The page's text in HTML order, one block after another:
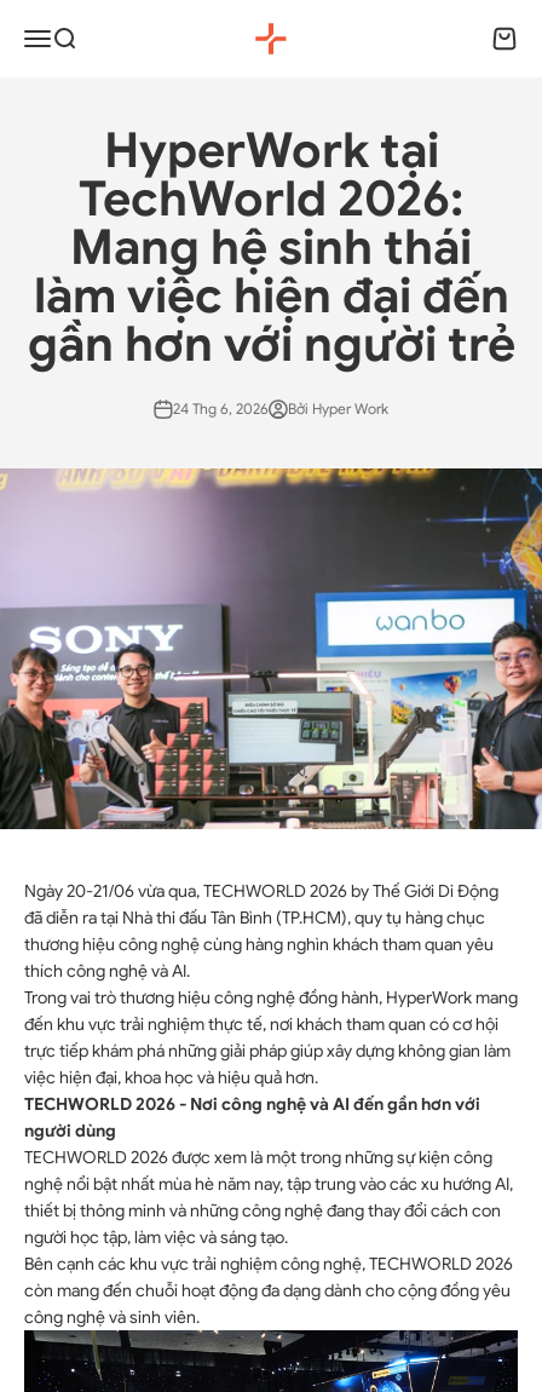
MenuTìm kiếm HyperWork Giỏ
HyperWork tại
TechWorld 2026:
Mang hệ sinh thái
làm việc hiện đại đến
gần hơn với người trẻ
24 Thg 6, 2026 Bởi Hyper Work
Ngày 20-21/06 vừa qua, TECHWORLD 2026 by Thế Giới Di Động
đã diễn ra tại Nhà thi đấu Tân Bình (TP.HCM), quy tụ hàng chục
thương hiệu công nghệ cùng hàng nghìn khách tham quan yêu
thích công nghệ và AI.
Trong vai trò thương hiệu công nghệ đồng hành, HyperWork mang
đến khu vực trải nghiệm thực tế, nơi khách tham quan có cơ hội
trực tiếp khám phá những giải pháp giúp xây dựng không gian làm
việc hiện đại, khoa học và hiệu quả hơn.
TECHWORLD 2026 - Nơi công nghệ và AI đến gần hơn với
người dùng
TECHWORLD 2026 được xem là một trong những sự kiện công
nghệ nổi bật nhất mùa hè năm nay, tập trung vào các xu hướng AI,
thiết bị thông minh và những công nghệ đang thay đổi cách con
người học tập, làm việc và sáng tạo.
Bên cạnh các khu vực trải nghiệm công nghệ, TECHWORLD 2026
còn mang đến chuỗi hoạt động đa dạng dành cho cộng đồng yêu
công nghệ và sinh viên.